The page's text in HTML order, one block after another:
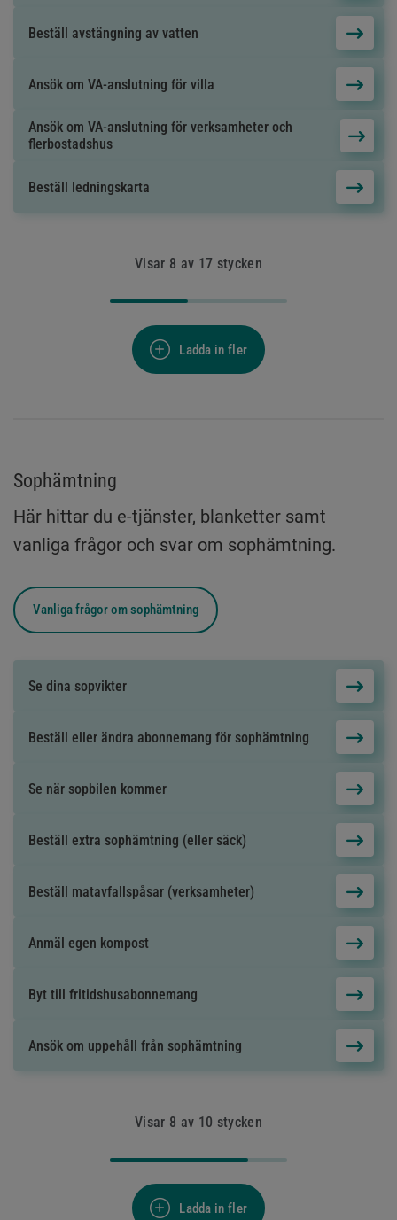
Beställ avstängning av vatten
Ansök om VA-anslutning för villa
Ansök om VA-anslutning för verksamheter och
flerbostadshus
Beställ ledningskarta
Visar 8 av 17 stycken
Ladda in fler
Sophämtning
Här hittar du e-tjänster, blanketter samt
vanliga frågor och svar om sophämtning.
Vanliga frågor omsophämtning
Se dina sopvikter
Beställ eller ändra abonnemang för sophämtning
Se när sopbilen kommer
Beställ extra sophämtning (eller säck)
Beställ matavfallspåsar (verksamheter)
Anmäl egen kompost
Byt till fritidshusabonnemang
Ansök om uppehåll från sophämtning
Visar 8 av 10 stycken
Ladda in fler